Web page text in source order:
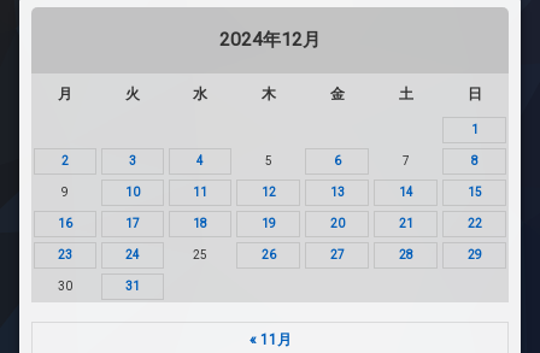
2024年12月
月 火 水 木 金 土 日
1
2 3 4 5 6 7 8
9 10 11 12 13 14 15
16 17 18 19 20 21 22
23 24 25 26 27 28 29
30 31
« 11月